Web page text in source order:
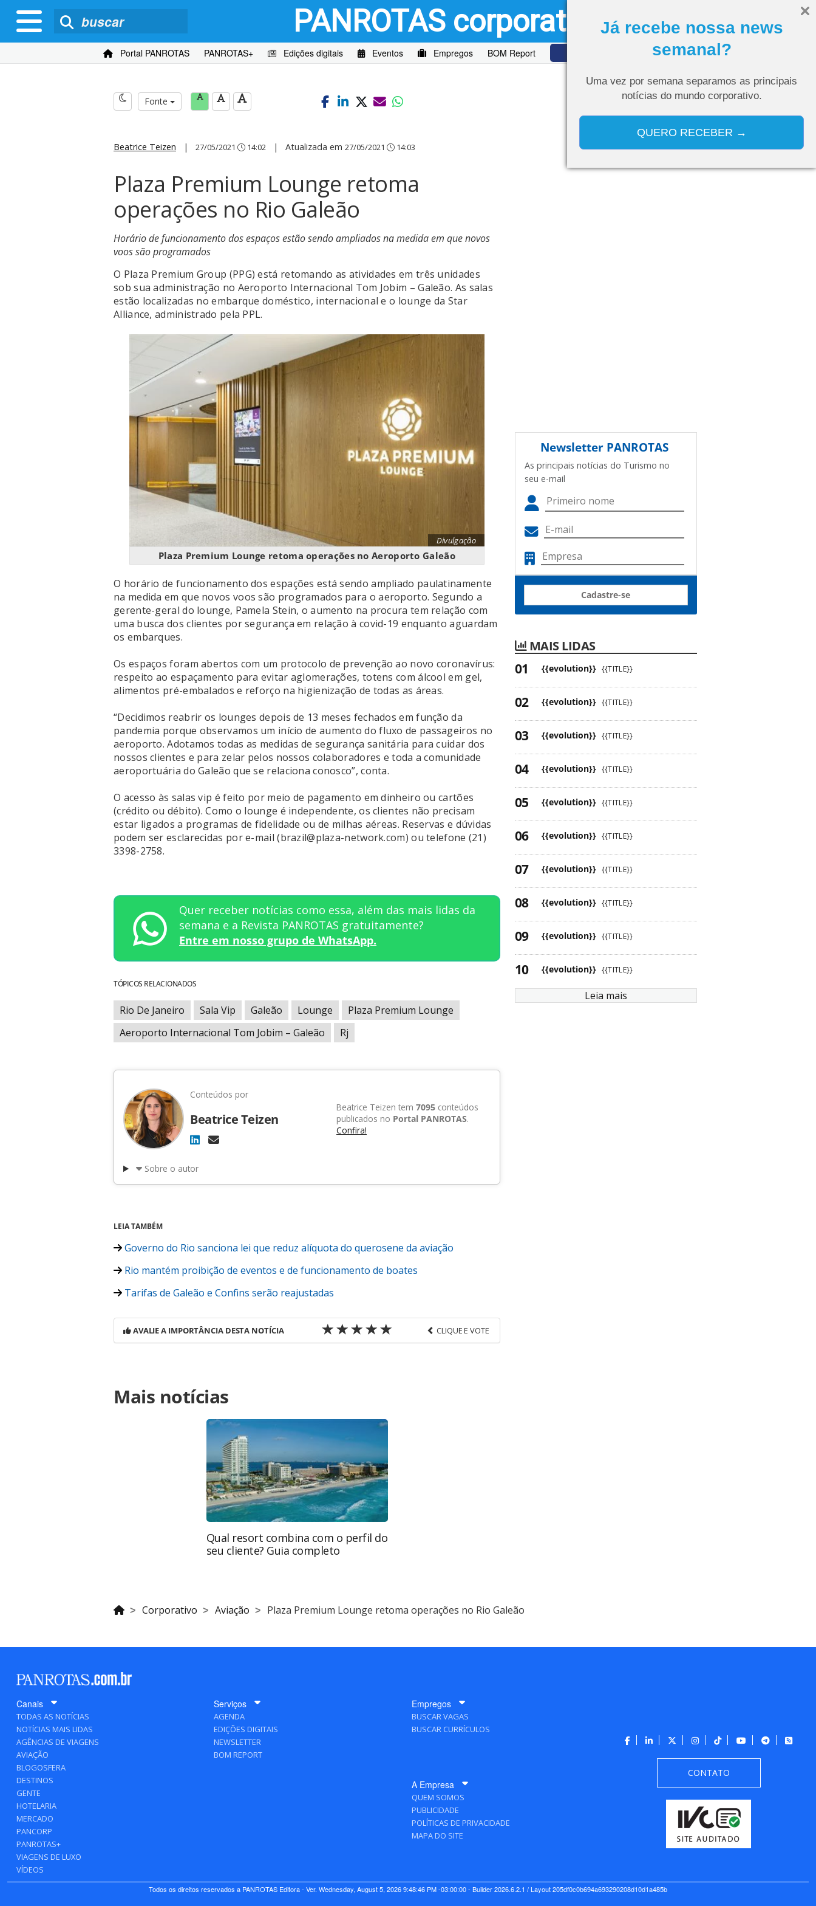
Já recebe nossa news
semanal?
Uma vez por semana separamos as principais
notícias do mundo corporativo.
QUERO RECEBER →
PANROTAS corporativo
Portal PANROTAS PANROTAS+ Edições digitais Eventos Empregos BOM Report Curso de IA
Fonte
Beatrice Teizen | 27/05/2021 14:02 | Atualizada em 27/05/2021 14:03
Plaza Premium Lounge retoma
operações no Rio Galeão
Horário de funcionamento dos espaços estão sendo ampliados na medida em que novos
voos são programados
O Plaza Premium Group (PPG) está retomando as atividades em três unidades
sob sua administração no Aeroporto Internacional Tom Jobim – Galeão. As salas
estão localizadas no embarque doméstico, internacional e o lounge da Star
Alliance, administrado pela PPL.
Divulgação
Plaza Premium Lounge retoma operações no Aeroporto Galeão
O horário de funcionamento dos espações está sendo ampliado paulatinamente
na medida em que novos voos são programados para o aeroporto. Segundo a
gerente-geral do lounge, Pamela Stein, o aumento na procura tem relação com
uma busca dos clientes por segurança em relação à covid-19 enquanto aguardam
os embarques.
Os espaços foram abertos com um protocolo de prevenção ao novo coronavírus:
respeito ao espaçamento para evitar aglomerações, totens com álcool em gel,
alimentos pré-embalados e reforço na higienização de todas as áreas.
“Decidimos reabrir os lounges depois de 13 meses fechados em função da
pandemia porque observamos um início de aumento do fluxo de passageiros no
aeroporto. Adotamos todas as medidas de segurança sanitária para cuidar dos
nossos clientes e para zelar pelos nossos colaboradores e toda a comunidade
aeroportuária do Galeão que se relaciona conosco”, conta.
O acesso às salas vip é feito por meio de pagamento em dinheiro ou cartões
(crédito ou débito). Como o lounge é independente, os clientes não precisam
estar ligados a programas de fidelidade ou de milhas aéreas. Reservas e dúvidas
podem ser esclarecidas por e-mail (brazil@plaza-network.com) ou telefone (21)
3398-2758.
Quer receber notícias como essa, além das mais lidas da
semana e a Revista PANROTAS gratuitamente?
Entre em nosso grupo de WhatsApp.
TÓPICOS RELACIONADOS
Rio De Janeiro Sala Vip Galeão Lounge
Plaza Premium Lounge
Aeroporto Internacional Tom Jobim – Galeão
Rj
Conteúdos por
Beatrice Teizen
Beatrice Teizen tem 7095 conteúdos
publicados no Portal PANROTAS.
Confira!
Sobre o autor
LEIA TAMBÉM
Governo do Rio sanciona lei que reduz alíquota do querosene da aviação
Rio mantém proibição de eventos e de funcionamento de boates
Tarifas de Galeão e Confins serão reajustadas
AVALIE A IMPORTÂNCIA DESTA NOTÍCIA CLIQUE E VOTE
https://www.panrotas.com.br/viagens-corporativas/aviacao/2021/05/plaza-premium-
lounge-retoma-operacoes-no-rio-galeao_181841.html ou as ferramentas oferecidas na
página. Todo o conteúdo produzido pela PANROTAS Editora é protegido pela legislação
brasileira sobre direito autoral. Não reproduza o conteúdo sem autorização da
PANROTAS Editora (copyright@panrotas.com.br).
Mais notícias
Qual resort combina com o perfil do
seu cliente? Guia completo
Newsletter PANROTAS
As principais notícias do Turismo no
seu e-mail
Cadastre-se
MAIS LIDAS
{{evolution}} {{TITLE}}
{{evolution}} {{TITLE}}
{{evolution}} {{TITLE}}
{{evolution}} {{TITLE}}
{{evolution}} {{TITLE}}
{{evolution}} {{TITLE}}
{{evolution}} {{TITLE}}
{{evolution}} {{TITLE}}
{{evolution}} {{TITLE}}
{{evolution}} {{TITLE}}
Leia mais
Corporativo Aviação Plaza Premium Lounge retoma operações no Rio Galeão
Canais
TODAS AS NOTÍCIAS
NOTÍCIAS MAIS LIDAS
AGÊNCIAS DE VIAGENS
AVIAÇÃO
BLOGOSFERA
DESTINOS
GENTE
HOTELARIA
MERCADO
PANCORP
PANROTAS+
VIAGENS DE LUXO
VÍDEOS
Serviços
AGENDA
EDIÇÕES DIGITAIS
NEWSLETTER
BOM REPORT
Empregos
BUSCAR VAGAS
BUSCAR CURRÍCULOS
A Empresa
QUEM SOMOS
PUBLICIDADE
POLÍTICAS DE PRIVACIDADE
MAPA DO SITE
CONTATO
Todos os direitos reservados a PANROTAS Editora - Ver. Wednesday, August 5, 2026 9:48:46 PM -03:00:00 - Builder 2026.6.2.1 / Layout 205df0c0b694a693290208d10d1a485b